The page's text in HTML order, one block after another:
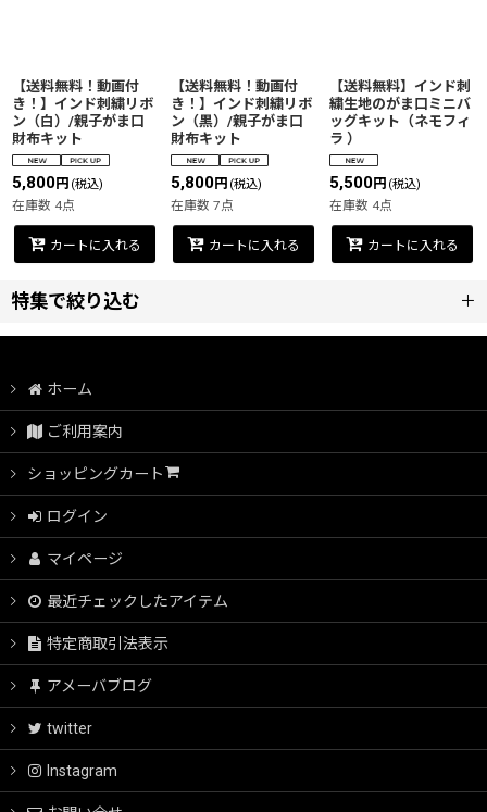
【送料無料！動画付
き！】インド刺繍リボ
ン（白）/親子がま口
財布キット
5,800円 (税込)
在庫数 4点
カートに入れる
【送料無料！動画付
き！】インド刺繍リボ
ン（黒）/親子がま口
財布キット
5,800円 (税込)
在庫数 7点
カートに入れる
【送料無料】インド刺
繍生地のがま口ミニバ
ッグキット（ネモフィ
ラ ）
5,500円 (税込)
在庫数 4点
カートに入れる
特集で絞り込む
はじめてさんのための動画付きキット
動画付き親子がま口キット
縫わない
初心者用型紙付口金
中級者向け型紙付口金
ホーム
ご利用案内
ショッピングカート
ログイン
マイページ
最近チェックしたアイテム
特定商取引法表示
アメーバブログ
twitter
Instagram